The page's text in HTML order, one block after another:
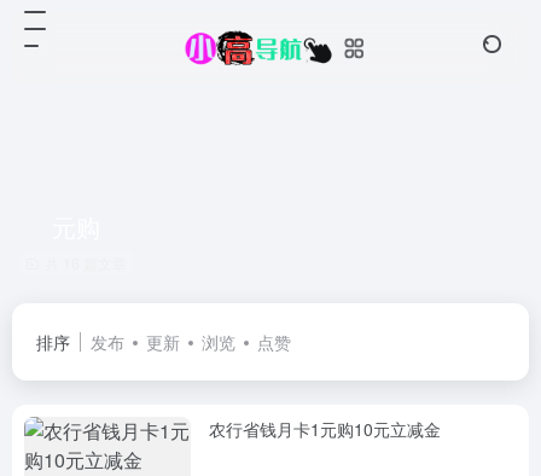
排序 发布 更新 浏览 点赞
农行省钱月卡1元购10元立减金